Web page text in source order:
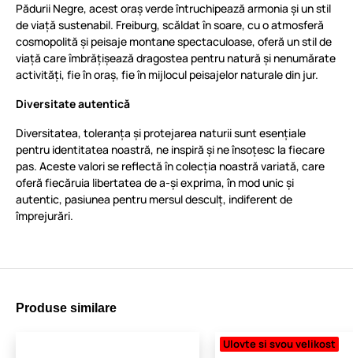
Pădurii Negre, acest oraș verde întruchipează armonia și un stil
de viață sustenabil. Freiburg, scăldat în soare, cu o atmosferă
cosmopolită și peisaje montane spectaculoase, oferă un stil de
viață care îmbrățișează dragostea pentru natură și nenumărate
activități, fie în oraș, fie în mijlocul peisajelor naturale din jur.
Diversitate autentică
Diversitatea, toleranța și protejarea naturii sunt esențiale
pentru identitatea noastră, ne inspiră și ne însoțesc la fiecare
pas. Aceste valori se reflectă în colecția noastră variată, care
oferă fiecăruia libertatea de a-și exprima, în mod unic și
autentic, pasiunea pentru mersul desculț, indiferent de
împrejurări.
Produse similare
Ulovte si svou velikost